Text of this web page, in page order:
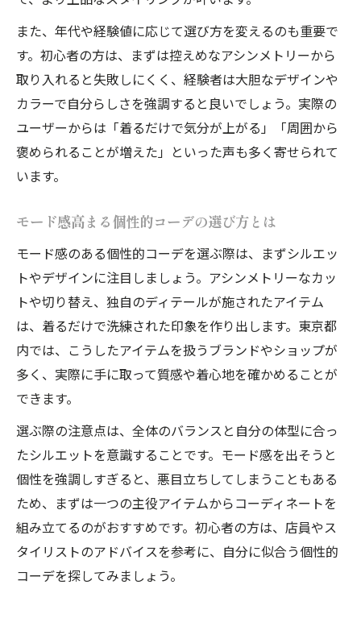
また、年代や経験値に応じて選び方を変えるのも重要で
す。初心者の方は、まずは控えめなアシンメトリーから
取り入れると失敗しにくく、経験者は大胆なデザインや
カラーで自分らしさを強調すると良いでしょう。実際の
ユーザーからは「着るだけで気分が上がる」「周囲から
褒められることが増えた」といった声も多く寄せられて
います。
モード感高まる個性的コーデの選び方とは
モード感のある個性的コーデを選ぶ際は、まずシルエッ
トやデザインに注目しましょう。アシンメトリーなカッ
トや切り替え、独自のディテールが施されたアイテム
は、着るだけで洗練された印象を作り出します。東京都
内では、こうしたアイテムを扱うブランドやショップが
多く、実際に手に取って質感や着心地を確かめることが
できます。
選ぶ際の注意点は、全体のバランスと自分の体型に合っ
たシルエットを意識することです。モード感を出そうと
個性を強調しすぎると、悪目立ちしてしまうこともある
ため、まずは一つの主役アイテムからコーディネートを
組み立てるのがおすすめです。初心者の方は、店員やス
タイリストのアドバイスを参考に、自分に似合う個性的
コーデを探してみましょう。